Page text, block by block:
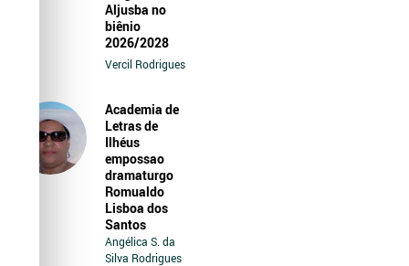
Aljusba no
biênio
2026/2028
Vercil Rodrigues
Academia de
Letras de
Ilhéus
empossao
dramaturgo
Romualdo
Lisboa dos
Santos
Angélica S. da
Silva Rodrigues